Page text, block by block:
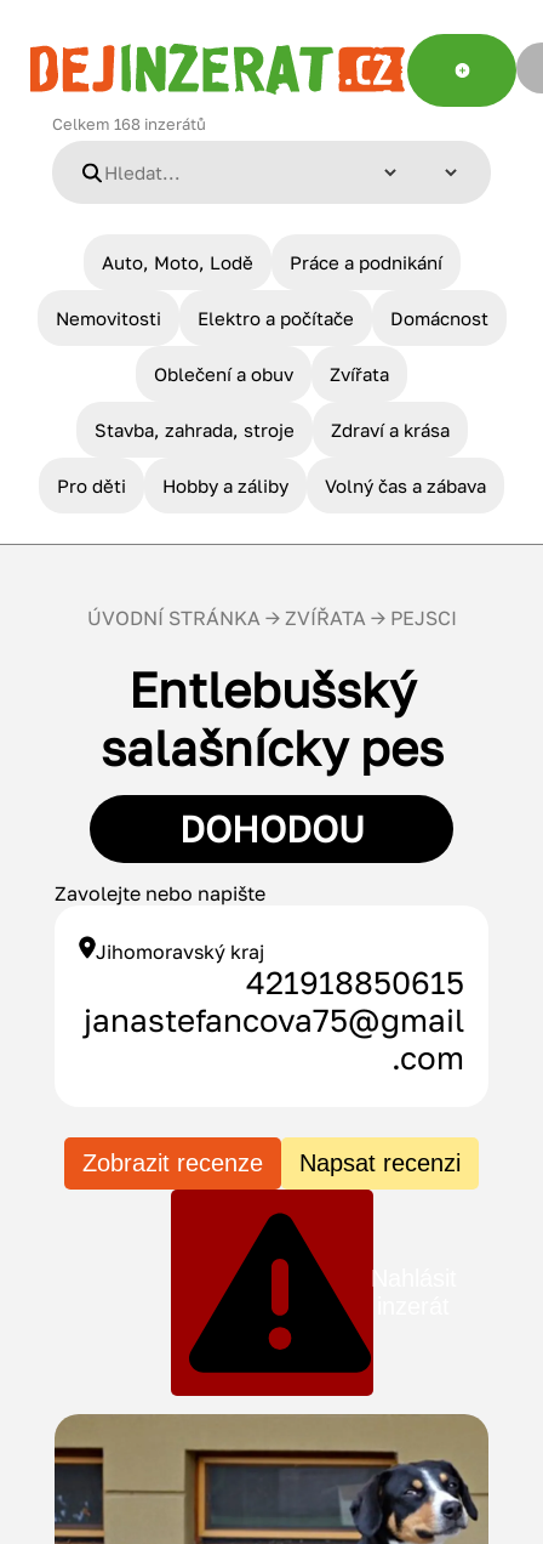
Celkem 168 inzerátů
Auto, Moto, Lodě Práce a podnikání
Nemovitosti Elektro a počítače Domácnost
Oblečení a obuv Zvířata
Stavba, zahrada, stroje Zdraví a krása
Pro děti Hobby a záliby Volný čas a zábava
ÚVODNÍ STRÁNKA→ ZVÍŘATA → PEJSCI
Entlebušský
salašnícky pes
DOHODOU
Zavolejte nebo napište
Jihomoravský kraj
421918850615
janastefancova75@gmail
.com
Zobrazit recenze Napsat recenzi
Nahlásit